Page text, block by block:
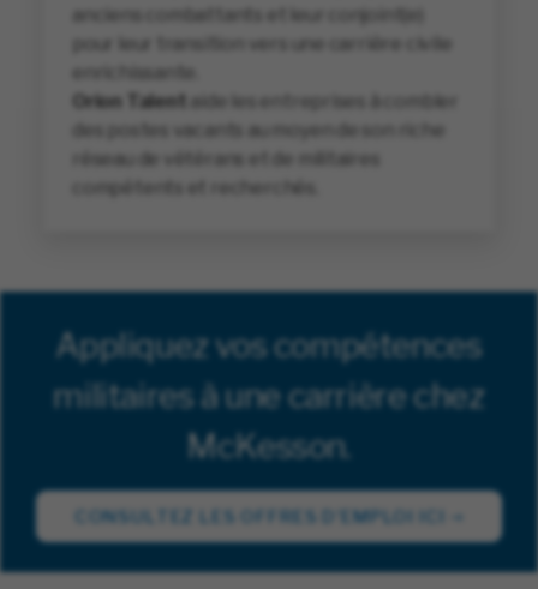
Orion Talent
aide les entreprises à combler
des postes vacants au moyen de son riche
réseau de vétérans et de militaires
Appliquez vos compétences
militaires à une carrière chez
McKesson.
CONSULTEZ LES OFFRES D’EMPLOI ICI